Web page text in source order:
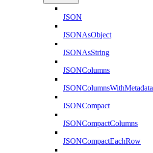
JSON
JSONAsObject
JSONAsString
JSONColumns
JSONColumnsWithMetadata
JSONCompact
JSONCompactColumns
JSONCompactEachRow